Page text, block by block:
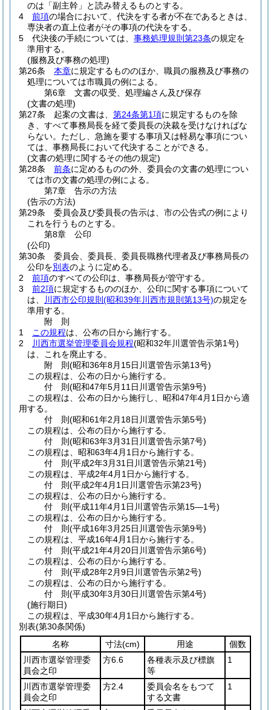
のは「副主幹」と読み替えるものとする。
4
前項の場合において、代決をする者が不在であるときは、
専決者の直上位者がその事項の代決をする。
5
代決後の手続については、 事務処理規則第23条の規定を
準用する。
(服務及び事務の処理)
第26条
本章に規定するもののほか、職員の服務及び事務の
処理については市職員の例による。
第6章
文書の収受、処理編さん及び保存
(文書の処理)
第27条
起案の文書は、 第24条第1項に規定するものを除
き、すべて事務局長を経て委員長の決裁を受けなければな
らない。 ただし、急施を要する事項又は軽易な事項につい
ては、事務局長において代決することができる。
(文書の処理に関するその他の規定)
第28条
前条に定めるものの外、委員会の文書の処理につい
ては市の文書の処理の例による。
第7章
告示の方法
(告示の方法)
第29条
委員会及び委員長の告示は、市の公告式の例により
これを行うものとする。
第8章
公印
(公印)
第30条
委員会、委員長、委員長職務代理者及び事務局長の
公印を別表のように定める。
2
前項のすべての公印は、事務局長が管守する。
3
前2項に規定するもののほか、公印に関する事項について
は、
川西市公印規則 (昭和39年川西市規則第13号)の規定を
準用する。
附 則
1
この規程は、公布の日から施行する。
2
川西市選挙管理委員会規程(昭和32年川選管告示第1号)
は、これを廃止する。
附 則(昭和36年8月15日 川選管告示第13号)
この規程は、公布の日から施行する。
付 則(昭和47年5月11日 川選管告示第9号)
この規程は、公布の日から施行し、昭和47年4月1日から適
用する。
付 則(昭和61年2月18日 川選管告示第5号)
この規程は、公布の日から施行する。
付 則(昭和63年3月31日 川選管告示第7号)
この規程は、昭和63年4月1日から施行する。
付 則(平成2年3月31日 川選管告示第21号)
この規程は、平成2年4月1日から施行する。
付 則(平成2年4月1日 川選管告示第23号)
この規程は、公布の日から施行する。
付 則(平成11年4月1日 川選管告示第15―1号)
この規程は、公布の日から施行する。
付 則(平成16年3月25日 川選管告示第9号)
この規程は、平成16年4月1日から施行する。
付 則(平成21年4月20日 川選管告示第6号)
この規程は、公布の日から施行する。
付 則(平成28年2月9日 川選管告示第2号)
この規程は、公布の日から施行する。
付 則(平成30年3月30日 川選管告示第4号)
(施行期日)
この規程は、平成30年4月1日から施行する。
別表(第30条関係)
名称
寸法(cm) 用途
個数
川西市選挙管理委
員会之印
方6.6
各種表示及び標旗
等
1
川西市選挙管理委
員会之印
方2.4
委員会名をもつて
する文書
1